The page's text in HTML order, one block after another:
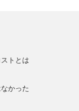
トとは
かった